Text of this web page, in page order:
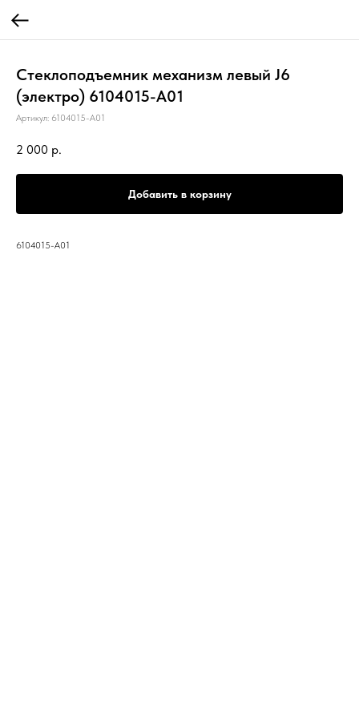
Стеклоподъемник механизм левый J6
(электро) 6104015-A01
Артикул: 6104015-A01
2 000 р.
Добавить в корзину
6104015-A01